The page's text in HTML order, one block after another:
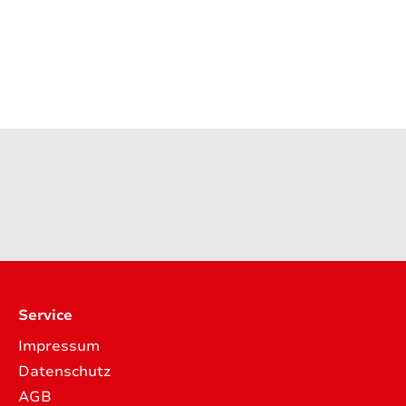
Service
Impressum
Datenschutz
AGB